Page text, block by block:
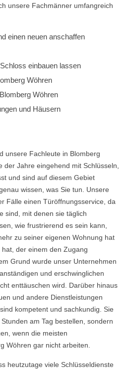
unsere Fachmänner umfangreich
einen neuen anschaffen
einbauen lassen
Wöhren
Wöhren
und Häusern
unsere Fachleute in Blomberg
Jahre eingehend mit Schlüsseln,
und sind auf diesem Gebiet
wissen, was Sie tun. Unsere
Fälle einen Türöffnungsservice, da
sind, mit denen sie täglich
wie frustrierend es sein kann,
zu seiner eigenen Wohnung hat
der einem den Zugang
Grund wurde unser Unternehmen
und erschwinglichen
enttäuschen wird. Darüber hinaus
und andere Dienstleistungen
kompetent und sachkundig. Sie
am Tag bestellen, sondern
wenn die meisten
Wöhren gar nicht arbeiten.
heutzutage viele Schlüsseldienste